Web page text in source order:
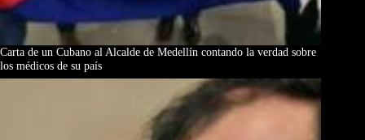
Carta de un Cubano al Alcalde de Medellín contando la verdad sobre
los médicos de su país